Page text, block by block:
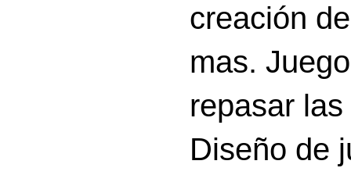
creación
mas.
repasar
Diseño de